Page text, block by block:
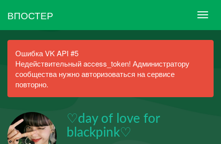
ВПОСТЕР
Ошибка VK API #5
Недействительный access_token! Администратору
сообщества нужно авторизоваться на сервисе
повторно.
♡day of love for
blackpink♡